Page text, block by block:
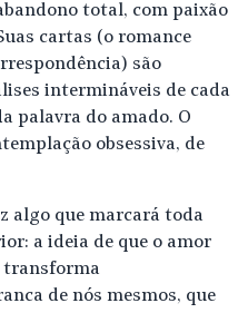
total, com paixão
cartas (o romance
são
intermináveis de cada
palavra do amado. O
obsessiva, de
algo que marcará toda
a ideia de que o amor
transforma
de nós mesmos, que